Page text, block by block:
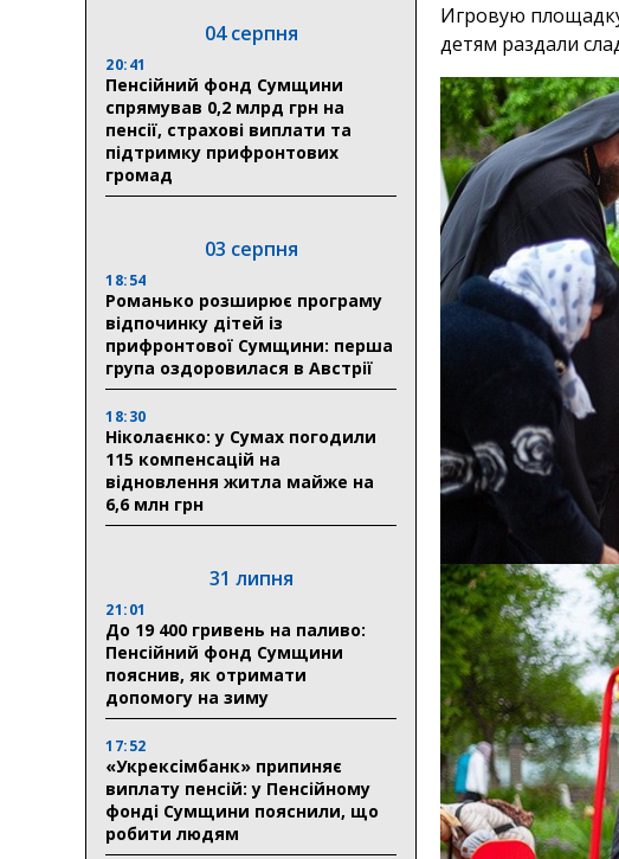
04 серпня
20:41
Пенсійний фонд Сумщини
спрямував 0,2 млрд грн на
пенсії, страхові виплати та
підтримку прифронтових
громад
03 серпня
18:54
Романько розширює програму
відпочинку дітей із
прифронтової Сумщини: перша
група оздоровилася в Австрії
18:30
Ніколаєнко: у Сумах погодили
115 компенсацій на
відновлення житла майже на
6,6 млн грн
31 липня
21:01
До 19 400 гривень на паливо:
Пенсійний фонд Сумщини
пояснив, як отримати
допомогу на зиму
17:52
«Укрексімбанк» припиняє
виплату пенсій: у Пенсійному
фонді Сумщини пояснили, що
робити людям
Игровую
детям раздали